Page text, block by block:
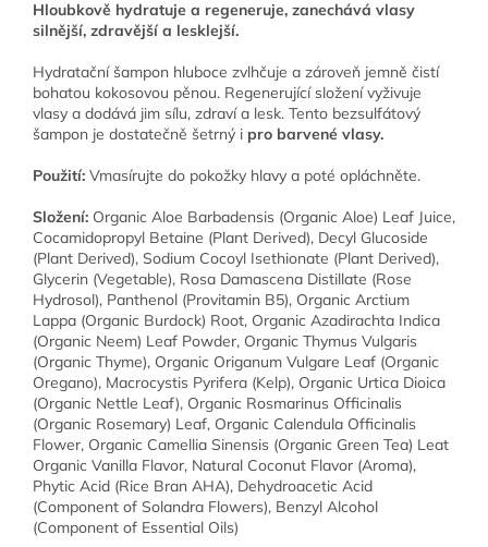
Hloubkově hydratuje a regeneruje, zanechává vlasy
silnější, zdravější a lesklejší.
Hydratační šampon hluboce zvlhčuje a zároveň jemně čistí
bohatou kokosovou pěnou. Regenerující složení vyživuje
vlasy a dodává jim sílu, zdraví a lesk. Tento bezsulfátový
šampon je dostatečně šetrný i pro barvené vlasy.
Použití: Vmasírujte do pokožky hlavy a poté opláchněte.
Složení: Organic Aloe Barbadensis (Organic Aloe) Leaf Juice,
Cocamidopropyl Betaine (Plant Derived), Decyl Glucoside
(Plant Derived), Sodium Cocoyl Isethionate (Plant Derived),
Glycerin (Vegetable), Rosa Damascena Distillate (Rose
Hydrosol), Panthenol (Provitamin B5), Organic Arctium
Lappa (Organic Burdock) Root, Organic Azadirachta Indica
(Organic Neem) Leaf Powder, Organic Thymus Vulgaris
(Organic Thyme), Organic Origanum Vulgare Leaf (Organic
Oregano), Macrocystis Pyrifera (Kelp), Organic Urtica Dioica
(Organic Nettle Leaf), Organic Rosmarinus Officinalis
(Organic Rosemary) Leaf, Organic Calendula Officinalis
Flower, Organic Camellia Sinensis (Organic Green Tea) Leat
Organic Vanilla Flavor, Natural Coconut Flavor (Aroma),
Phytic Acid (Rice Bran AHA), Dehydroacetic Acid
(Component of Solandra Flowers), Benzyl Alcohol
(Component of Essential Oils)